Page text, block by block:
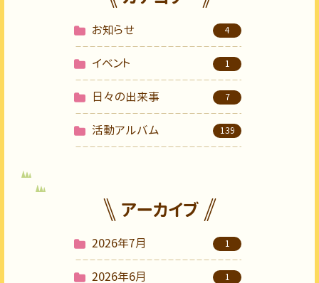
お知らせ 4
イベント 1
日々の出来事 7
活動アルバム 139
アーカイブ
2026年7月 1
2026年6月 1